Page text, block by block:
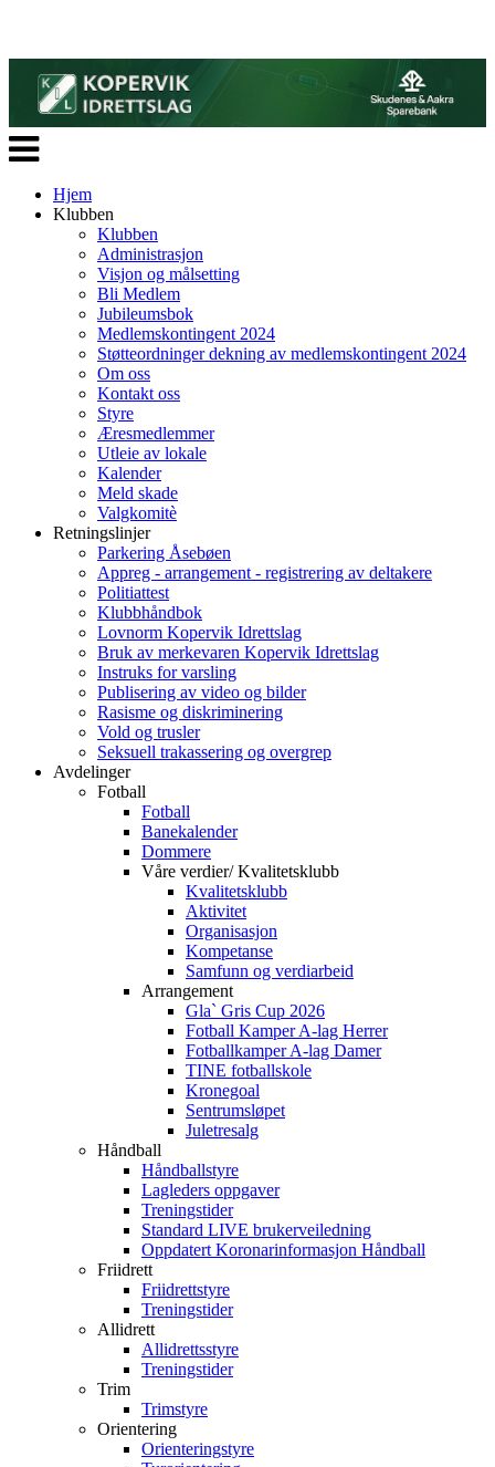
Veksle
navigasjon
Hjem
Klubben
Klubben
Administrasjon
Visjon og målsetting
Bli Medlem
Jubileumsbok
Medlemskontingent 2024
Støtteordninger dekning av medlemskontingent 2024
Om oss
Kontakt oss
Styre
Æresmedlemmer
Utleie av lokale
Kalender
Meld skade
Valgkomitè
Retningslinjer
Parkering Åsebøen
Appreg - arrangement - registrering av deltakere
Politiattest
Klubbhåndbok
Lovnorm Kopervik Idrettslag
Bruk av merkevaren Kopervik Idrettslag
Instruks for varsling
Publisering av video og bilder
Rasisme og diskriminering
Vold og trusler
Seksuell trakassering og overgrep
Avdelinger
Fotball
Fotball
Banekalender
Dommere
Våre verdier/ Kvalitetsklubb
Kvalitetsklubb
Aktivitet
Organisasjon
Kompetanse
Samfunn og verdiarbeid
Arrangement
Gla` Gris Cup 2026
Fotball Kamper A-lag Herrer
Fotballkamper A-lag Damer
TINE fotballskole
Kronegoal
Sentrumsløpet
Juletresalg
Håndball
Håndballstyre
Lagleders oppgaver
Treningstider
Standard LIVE brukerveiledning
Oppdatert Koronarinformasjon Håndball
Friidrett
Friidrettstyre
Treningstider
Allidrett
Allidrettsstyre
Treningstider
Trim
Trimstyre
Orientering
Orienteringstyre